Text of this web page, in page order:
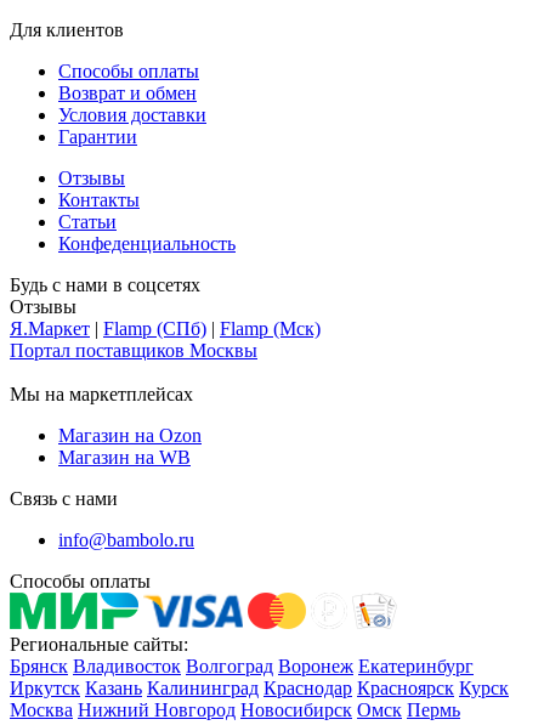
Для клиентов
Способы оплаты
Возврат и обмен
Условия доставки
Гарантии
Отзывы
Контакты
Статьи
Конфеденциальность
Будь с нами в соцсетях
Отзывы
Я.Маркет | Flamp (СПб) | Flamp (Мск)
Портал поставщиков Москвы
Мы на маркетплейсах
Магазин на Ozon
Магазин на WB
Связь с нами
info@bambolo.ru
Способы оплаты
Региональные сайты:
Брянск Владивосток Волгоград Воронеж Екатеринбург
Иркутск Казань Калининград Краснодар Красноярск Курск
Москва Нижний Новгород Новосибирск Омск Пермь